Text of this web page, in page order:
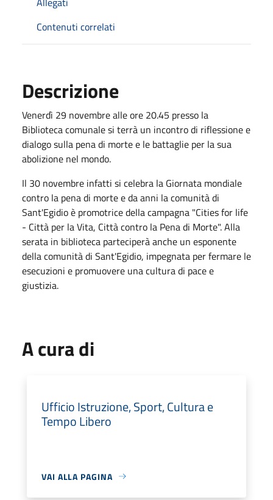
Contenuti correlati
Descrizione
Venerdì 29 novembre alle ore 20.45 presso la
Biblioteca comunale si terrà un incontro di riflessione e
dialogo sulla pena di morte e le battaglie per la sua
abolizione nel mondo.
Il 30 novembre infatti si celebra la Giornata mondiale
contro la pena di morte e da anni la comunità di
Sant'Egidio è promotrice della campagna "Cities for life
- Città per la Vita, Città contro la Pena di Morte". Alla
serata in biblioteca parteciperà anche un esponente
della comunità di Sant'Egidio, impegnata per fermare le
esecuzioni e promuovere una cultura di pace e
giustizia.
A cura di
Ufficio Istruzione, Sport, Cultura e
Tempo Libero
VAI ALLA PAGINA